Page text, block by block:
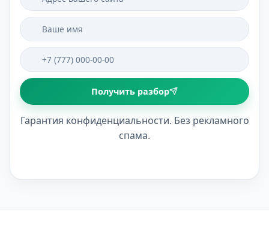
Получить разбор
Гарантия конфиденциальности. Без рекламного
спама.